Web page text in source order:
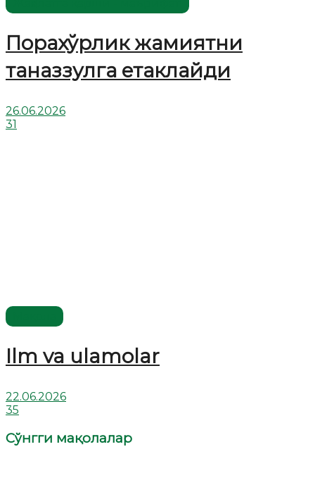
Порахўрлик жамиятни
таназзулга етаклайди
26.06.2026
31
Ilm va ulamolar
22.06.2026
35
Сўнгги мақолалар